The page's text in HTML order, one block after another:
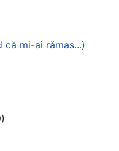
că mi-ai rămas...)